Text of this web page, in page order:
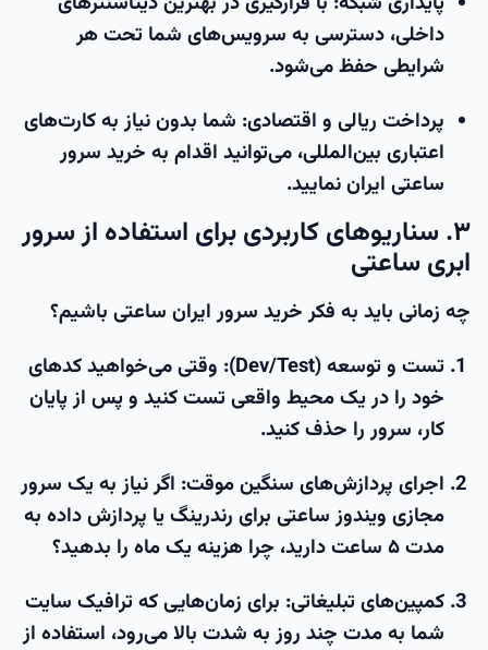
داخلی، دسترسی به سرویس‌های شما تحت هر
شرایطی حفظ می‌شود.
پرداخت ریالی و اقتصادی: شما بدون نیاز به کارت‌های
اعتباری بین‌المللی، می‌توانید اقدام به خرید سرور
ساعتی ایراننمایید.
۳. سناریوهای کاربردی برای استفاده از سرور
ابری ساعتی
چه زمانی باید به فکرخرید سرور ایران ساعتی باشیم؟
تست و توسعه (Dev/Test):
وقتی می‌خواهید کدهای
خود را در یک محیط واقعی تست کنید و پس از پایان
کار، سرور را حذف کنید.
اجرای پردازش‌های سنگین موقت: اگر نیاز به یک سرور
مجازی ویندوز ساعتی برای رندرینگ یا پردازش داده به
مدت ۵ ساعت دارید، چرا هزینه یک ماه را بدهید؟
کمپین‌های تبلیغاتی: برای زمان‌هایی که ترافیک سایت
شما به مدت چند روز به شدت بالا می‌رود، استفاده از